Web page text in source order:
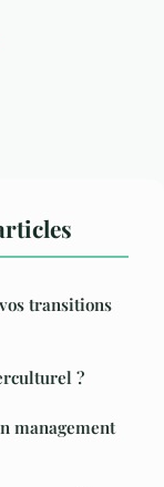
transitions
?
management